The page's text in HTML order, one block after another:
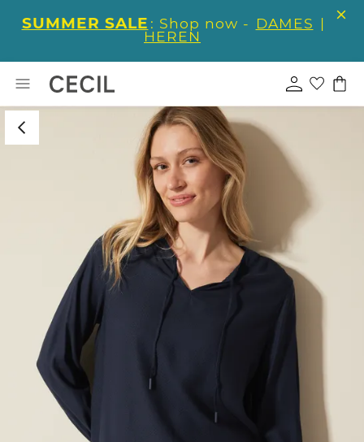
SUMMER SALE : Shop now - DAMES |
HEREN